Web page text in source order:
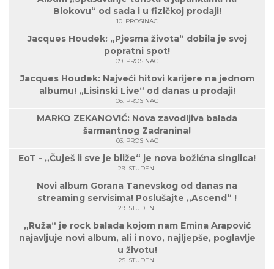
Biokovu“ od sada i u fizičkoj prodaji!
10. PROSINAC
Jacques Houdek: „Pjesma života“ dobila je svoj
popratni spot!
09. PROSINAC
Jacques Houdek: Najveći hitovi karijere na jednom
albumu! „Lisinski Live“ od danas u prodaji!
06. PROSINAC
MARKO ZEKANOVIĆ: Nova zavodljiva balada
šarmantnog Zadranina!
03. PROSINAC
EoT - „Čuješ li sve je bliže“ je nova božićna singlica!
29. STUDENI
Novi album Gorana Tanevskog od danas na
streaming servisima! Poslušajte „Ascend“ !
29. STUDENI
„Ruža“ je rock balada kojom nam Emina Arapović
najavljuje novi album, ali i novo, najljepše, poglavlje
u životu!
25. STUDENI